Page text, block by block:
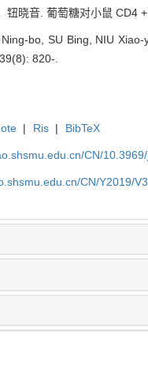
钮晓音. 葡萄糖对小鼠 CD4
bo, SU Bing, NIU
820-.
| Ris | BibTeX
CN/
CN/Y2019/